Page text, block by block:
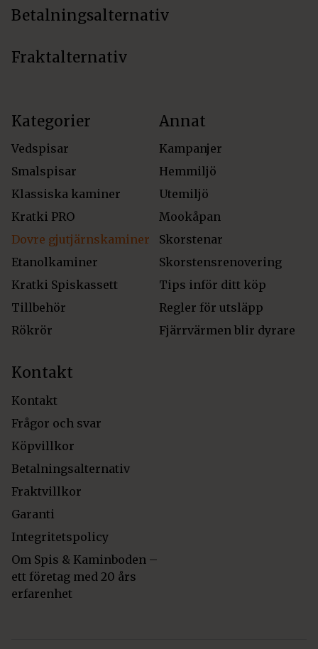
Betalningsalternativ
Fraktalternativ
Kategorier
Vedspisar
Smalspisar
Klassiska kaminer
Kratki PRO
Dovre gjutjärnskaminer
Etanolkaminer
Kratki Spiskassett
Tillbehör
Rökrör
Annat
Kampanjer
Hemmiljö
Utemiljö
Mookåpan
Skorstenar
Skorstensrenovering
Tips inför ditt köp
Regler för utsläpp
Fjärrvärmen blir dyrare
Kontakt
Kontakt
Frågor och svar
Köpvillkor
Betalningsalternativ
Fraktvillkor
Garanti
Integritetspolicy
Om Spis & Kaminboden –
ett företag med 20 års
erfarenhet